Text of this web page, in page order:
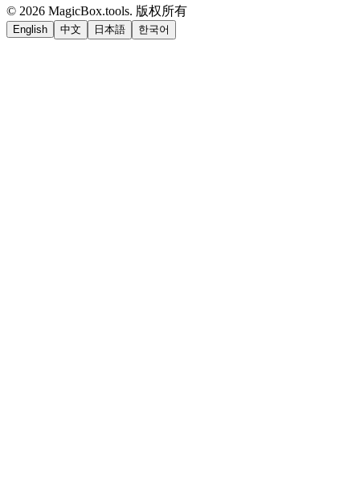
© 2026 MagicBox.tools. 版权所有
English 中文 日本語 한국어